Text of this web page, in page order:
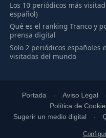
Los 10 periódicos más
español)
Qué es el ranking Tranco y
prensa digital
Solo 2 periódicos españoles
visitadas del mundo
Portada Aviso Legal
Política de
Sugerir un medio digital